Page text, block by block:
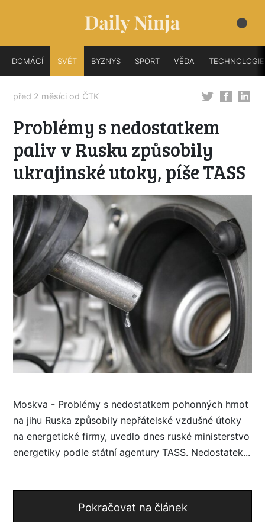
DOMÁCÍ SVĚT BYZNYS SPORT VĚDA TECHNOLOGIE
před 2 měsíci od ČTK
Problémy s nedostatkem
paliv v Rusku způsobily
ukrajinské utoky, píše TASS
Moskva - Problémy s nedostatkem pohonných hmot
na jihu Ruska způsobily nepřátelské vzdušné útoky
na energetické firmy, uvedlo dnes ruské ministerstvo
energetiky podle státní agentury TASS. Nedostatek...
Pokračovat na článek